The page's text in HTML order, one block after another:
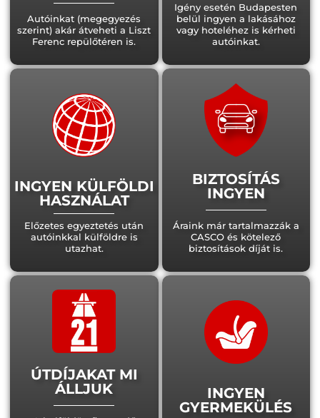
Autóinkat (megegyezés
szerint) akár átveheti a Liszt
Ferenc repülőtéren is.
Igény esetén Budapesten
belül ingyen a lakásához
vagy hoteléhez is kérheti
autóinkat.
INGYEN KÜLFÖLDI
HASZNÁLAT
Előzetes egyeztetés után
autóinkkal külföldre is
utazhat.
BIZTOSÍTÁS
INGYEN
Áraink már tartalmazzák a
CASCO és kötelező
biztosítások díját is.
ÚTDÍJAKAT MI
ÁLLJUK
INGYEN
GYERMEKÜLÉS